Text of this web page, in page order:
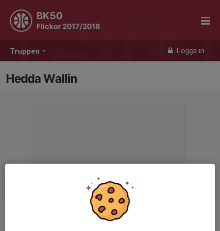
Truppen Logga in
BK50
Flickor 2017/2018
Hedda Wallin